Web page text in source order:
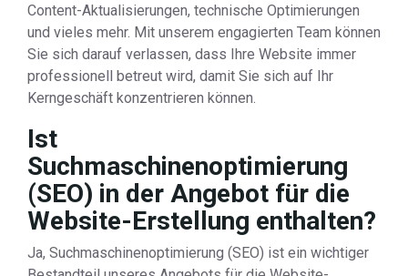
Content-Aktualisierungen, technische Optimierungen
und vieles mehr. Mit unserem engagierten Team können
Sie sich darauf verlassen, dass Ihre Website immer
professionell betreut wird, damit Sie sich auf Ihr
Kerngeschäft konzentrieren können.
Ist
Suchmaschinenoptimierung
(SEO) in der Angebot für die
Website-Erstellung enthalten?
Ja, Suchmaschinenoptimierung (SEO) ist ein wichtiger